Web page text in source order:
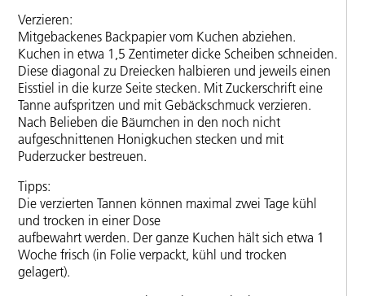
Verzieren:
Mitgebackenes Backpapier vom Kuchen abziehen.
Kuchen in etwa 1,5 Zentimeter dicke Scheiben schneiden.
Diese diagonal zu Dreiecken halbieren und jeweils einen
Eisstiel in die kurze Seite stecken. Mit Zuckerschrift eine
Tanne aufspritzen und mit Gebäckschmuck verzieren.
Nach Belieben die Bäumchen in den noch nicht
aufgeschnittenen Honigkuchen stecken und mit
Puderzucker bestreuen.
Tipps:
Die verzierten Tannen können maximal zwei Tage kühl
und trocken in einer Dose
aufbewahrt werden. Der ganze Kuchen hält sich etwa 1
Woche frisch (in Folie verpackt, kühl und trocken
gelagert).